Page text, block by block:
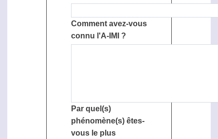
Comment avez-vous
connu l'A-IMI ?
Par quel(s)
phénomène(s) êtes-
vous le plus